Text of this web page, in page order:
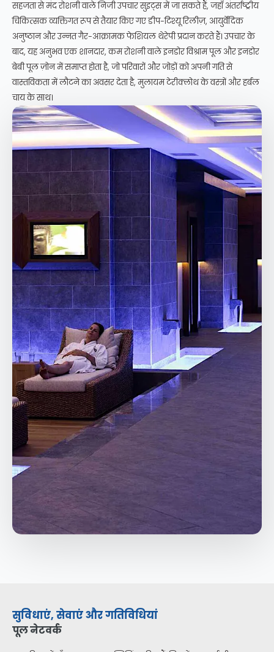
सहजता से मंद रोशनी वाले निजी उपचार सुइट्स में जा सकते हैं, जहाँ अंतर्राष्ट्रीय
चिकित्सक व्यक्तिगत रूप से तैयार किए गए डीप-टिश्यू रिलीज़, आयुर्वेदिक
अनुष्ठान और उन्नत गैर-आक्रामक फेशियल थेरेपी प्रदान करते हैं। उपचार के
बाद, यह अनुभव एक शानदार, कम रोशनी वाले इनडोर विश्राम पूल और इनडोर
बेबी पूल ज़ोन में समाप्त होता है, जो परिवारों और जोड़ों को अपनी गति से
वास्तविकता में लौटने का अवसर देता है, मुलायम टेरीक्लोथ के वस्त्रों और हर्बल
चाय के साथ।
सुविधाएं, सेवाएं और गतिविधियां
पूल नेटवर्क